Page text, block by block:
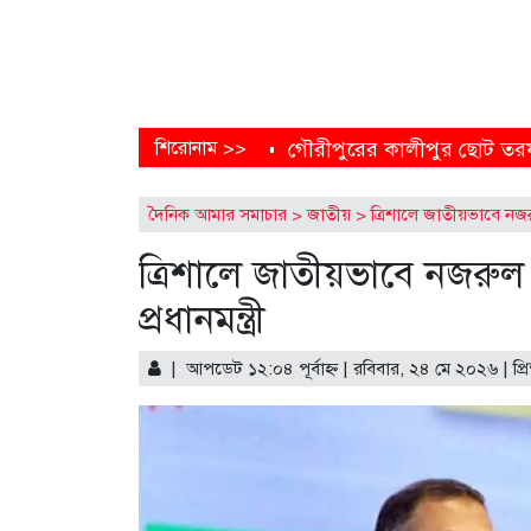
শিরোনাম >>
গৌরীপুরের কালীপুর ছোট তরফ
ময়মনসিংহের ত্রিশালে জাতীয়
এক নির্মাণাধীন ভবনেই
শাড়ি পরে এলে ফুলমার্ক
পু‌লি‌শে বরখাস্ত চলমান প্রক্রিয়া:
দৈনিক আমার সমাচার >জাতীয় >ত্রিশালে জাতীয়ভাবে
ত্রিশালে জাতীয়ভাবে
প্রধানমন্ত্রী
| আপডেট ১২:০৪ পূর্বাহ্ণ | রবিবার, ২৪ মে ২০২৬ |